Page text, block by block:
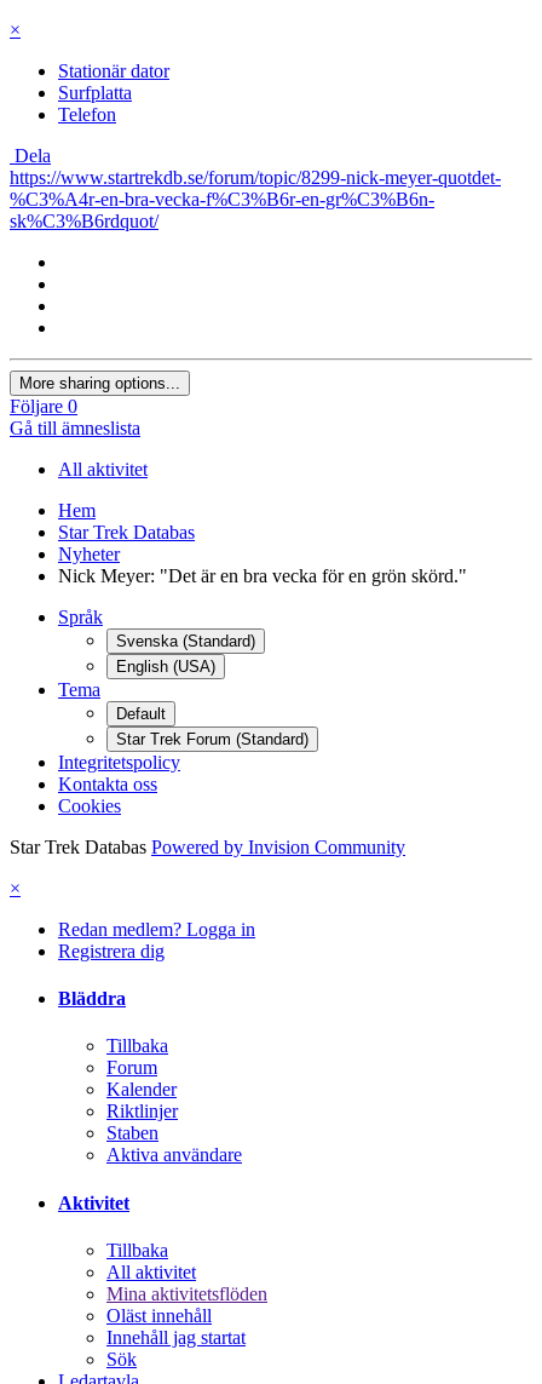
×
Stationär dator
Surfplatta
Telefon
Dela
https://www.startrekdb.se/forum/topic/8299-nick-meyer-quotdet-
%C3%A4r-en-bra-vecka-f%C3%B6r-en-gr%C3%B6n-
sk%C3%B6rdquot/
More sharing options...
Följare 0
Gå till ämneslista
All aktivitet
Hem
Star Trek Databas
Nyheter
Nick Meyer: "Det är en bra vecka för en grön skörd."
Språk
Svenska (Standard)
English (USA)
Tema
Default
Star Trek Forum (Standard)
Integritetspolicy
Kontakta oss
Cookies
Star Trek Databas Powered by Invision Community
×
Redan medlem? Logga in
Registrera dig
Bläddra
Tillbaka
Forum
Kalender
Riktlinjer
Staben
Aktiva användare
Aktivitet
Tillbaka
All aktivitet
Mina aktivitetsflöden
Oläst innehåll
Innehåll jag startat
Sök